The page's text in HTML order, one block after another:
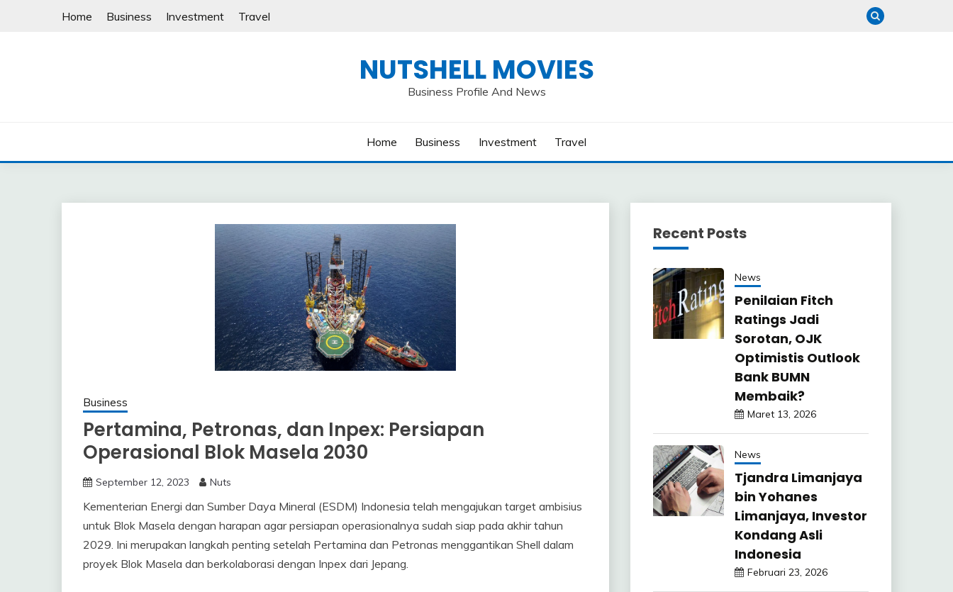
Home Business Investment Travel
NUTSHELL MOVIES
Business Profile And News
Home Business Investment Travel
Business
Pertamina, Petronas, dan Inpex: Persiapan
Operasional Blok Masela 2030
September 12, 2023 Nuts
Kementerian Energi dan Sumber Daya Mineral (ESDM) Indonesia telah mengajukan target ambisius
untuk Blok Masela dengan harapan agar persiapan operasionalnya sudah siap pada akhir tahun
2029. Ini merupakan langkah penting setelah Pertamina dan Petronas menggantikan Shell dalam
proyek Blok Masela dan berkolaborasi dengan Inpex dari Jepang.
Recent Posts
News
Penilaian Fitch
Ratings Jadi
Sorotan, OJK
Optimistis Outlook
Bank BUMN
Membaik?
Maret 13, 2026
News
Tjandra Limanjaya
bin Yohanes
Limanjaya, Investor
Kondang Asli
Indonesia
Februari 23, 2026